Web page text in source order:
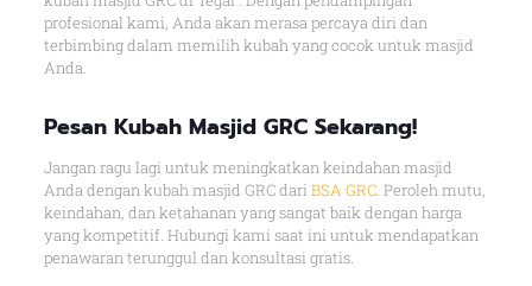
profesional kami, Anda akan merasa percaya diri dan
terbimbing dalam memilih kubah yang cocok untuk masjid
Anda.
Pesan Kubah Masjid GRC Sekarang!
Jangan ragu lagi untuk meningkatkan keindahan masjid
Anda dengan kubah masjid GRC dari BSA GRC. Peroleh mutu,
keindahan, dan ketahanan yang sangat baik dengan harga
yang kompetitif. Hubungi kami saat ini untuk mendapatkan
penawaran terunggul dan konsultasi gratis.